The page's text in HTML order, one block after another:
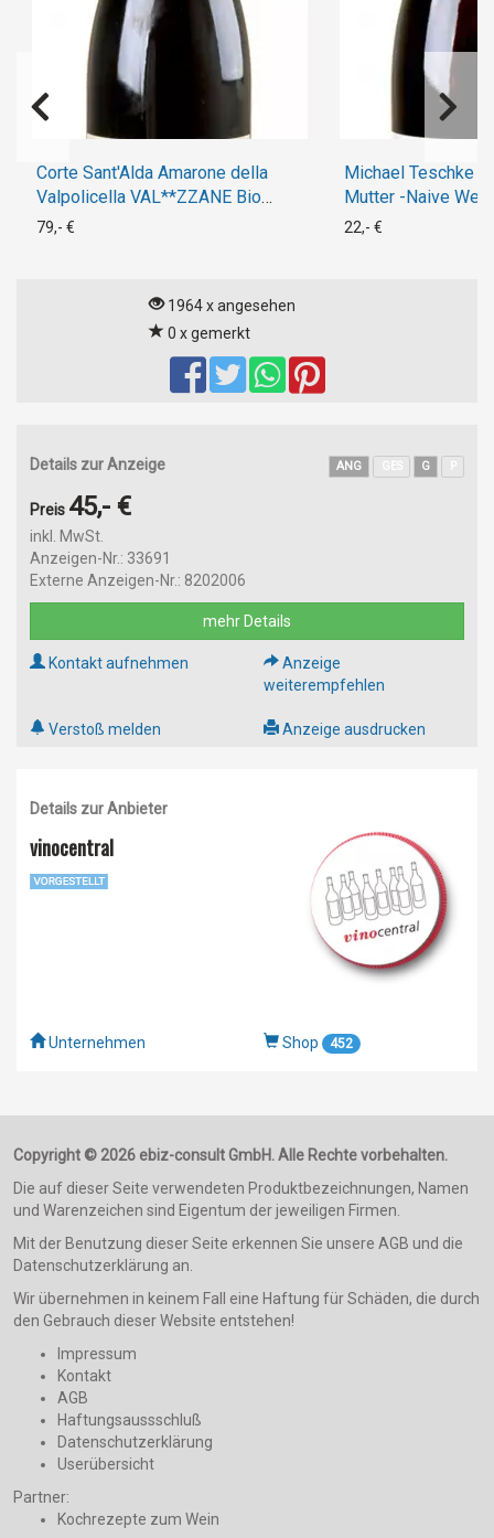
Corte Sant'Alda Amarone della
Valpolicella VAL**ZZANE Bio
2015
79,- €
Michael Teschke
Mutter -Naive
22,- €
1964 x angesehen
0 x gemerkt
Details zur Anzeige ANG G
Preis 45,- €
inkl. MwSt.
Anzeigen-Nr.: 33691
Externe Anzeigen-Nr.: 8202006
mehr Details
Kontakt aufnehmen
Anzeige
weiterempfehlen
Verstoß melden Anzeige ausdrucken
Details zur Anbieter
vinocentral
Unternehmen Shop 452
Copyright © 2026 ebiz-consult GmbH. Alle Rechte vorbehalten.
Die auf dieser Seite verwendeten Produktbezeichnungen, Namen
und Warenzeichen sind Eigentum der jeweiligen Firmen.
Mit der Benutzung dieser Seite erkennen Sie unsere AGB und die
Datenschutzerklärung an.
Wir übernehmen in keinem Fall eine Haftung für Schäden, die durch
den Gebrauch dieser Website entstehen!
Impressum
Kontakt
AGB
Haftungsaussschluß
Datenschutzerklärung
Userübersicht
Partner:
Kochrezepte zum Wein